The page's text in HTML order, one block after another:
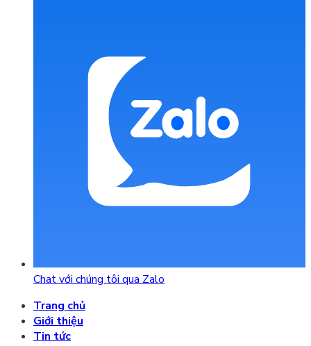
Chat với chúng tôi qua Zalo
Trang chủ
Giới thiệu
Tin tức